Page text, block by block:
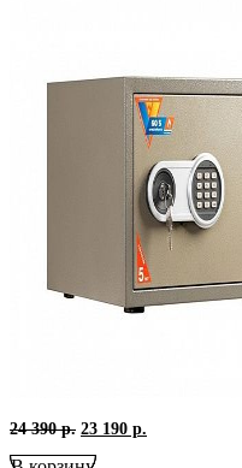
24 390р. Первоначальная
23 190 р.